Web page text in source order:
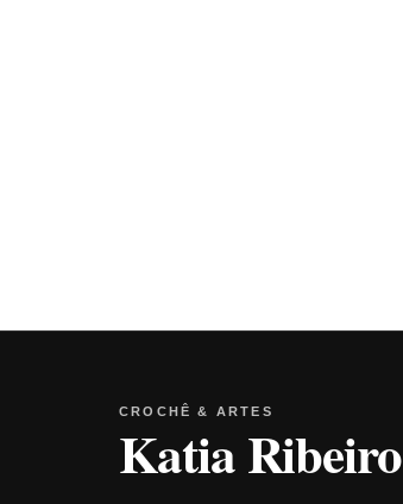
CROCHÊ & ARTES
Katia Ribeiro